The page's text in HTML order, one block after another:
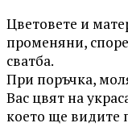
Цветовете и
променяни,
сватба.
При поръчка,
Вас цвят на
което ще видите